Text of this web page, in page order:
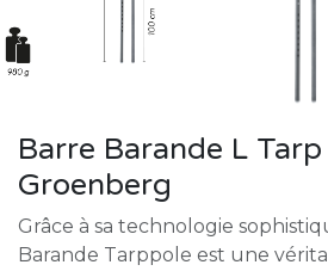
Barre Barande L
Groenberg
Grâce à sa technologie
Barande Tarppole est une